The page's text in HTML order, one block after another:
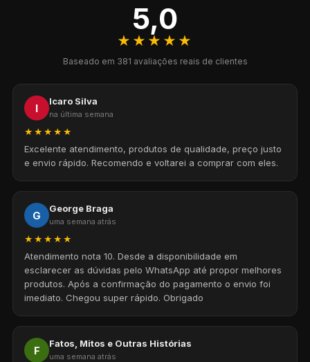
5,0
★★★★★
Baseado em 381 avaliações reais de clientes
I
Icaro Silva
na última semana
★★★★★
Excelente atendimento, produtos de qualidade, preço justo
e envio rápido. Recomendo e voltarei a comprar com eles.
G
George Braga
uma semana atrás
★★★★★
Atendimento nota 10. Desde a disponibilidade em
esclarecer as dúvidas pelo WhatsApp até propor melhores
produtos. Após a confirmação do pagamento o envio foi
imediato. Chegou super rápido. Obrigado
F
Fatos, Mitos e Outras Histórias
uma semana atrás